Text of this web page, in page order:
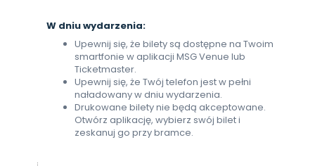
W dniu wydarzenia:
Upewnij się, że bilety są dostępne na Twoim
smartfonie w aplikacji MSG Venue lub
Ticketmaster.
Upewnij się, że Twój telefon jest w pełni
naładowany w dniu wydarzenia.
Drukowane bilety nie będą akceptowane.
Otwórz aplikację, wybierz swój bilet i
zeskanuj go przy bramce.